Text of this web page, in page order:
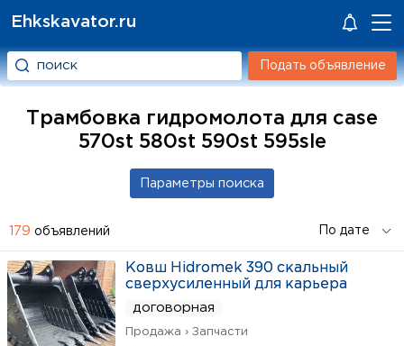
Ehkskavator.ru
Подать объявление
Трамбовка гидромолота для case
570st 580st 590st 595sle
179 объявлений
Ковш Hidromek 390 скальный
сверхусиленный для карьера
договорная
Продажа › Запчасти